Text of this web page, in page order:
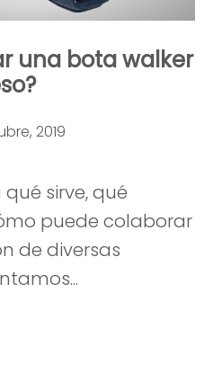
una bota walker
2019
sirve, qué
puede colaborar
de diversas